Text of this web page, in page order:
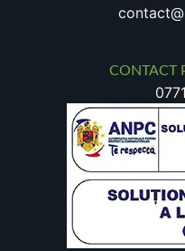
CONTACT